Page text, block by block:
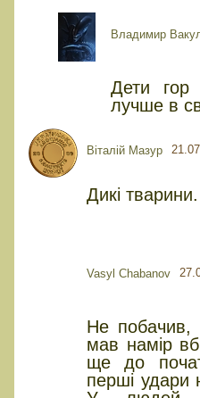
Владимир
Дети
лучше в
Віталій Мазур
Дикі тварини.
Vasyl Chabanov
Не побачив,
мав намір
ще до
перші удари